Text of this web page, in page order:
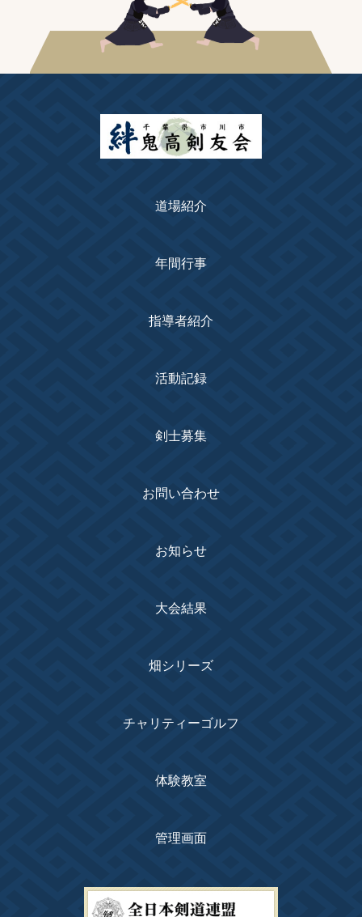
道場紹介
年間行事
指導者紹介
活動記録
剣士募集
お問い合わせ
お知らせ
大会結果
畑シリーズ
チャリティーゴルフ
体験教室
管理画面